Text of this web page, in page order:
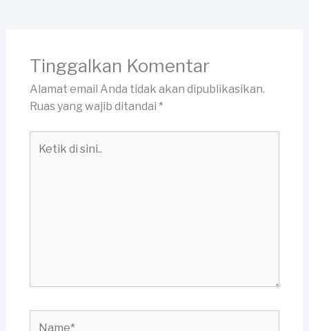
Tinggalkan Komentar
Alamat email Anda tidak akan dipublikasikan.
Ruas yang wajib ditandai *